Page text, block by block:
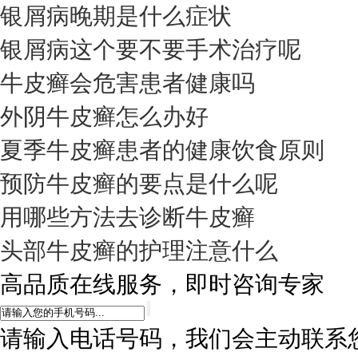
银屑病晚期是什么症状
银屑病这个要不要手术治疗呢
牛皮癣会危害患者健康吗
外阴牛皮癣怎么办好
夏季牛皮癣患者的健康饮食原则
预防牛皮癣的要点是什么呢
用哪些方法去诊断牛皮癣
头部牛皮癣的护理注意什么
高品质在线服务，即时咨询专家
请输入电话号码，我们会主动联系